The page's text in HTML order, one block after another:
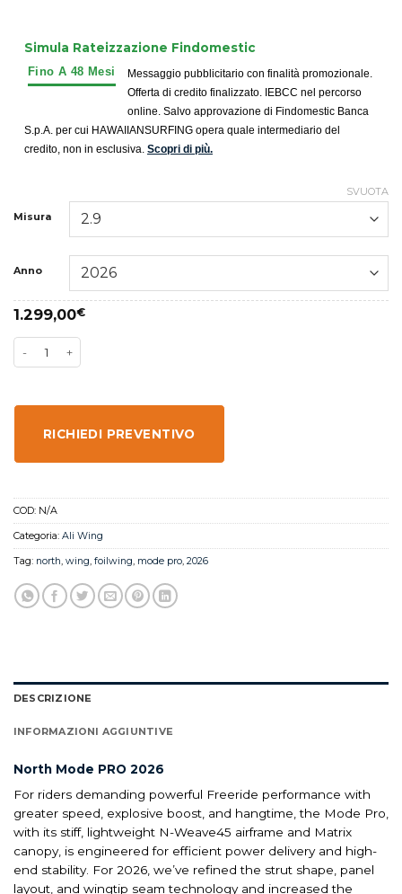
Simula Rateizzazione Findomestic
Messaggio pubblicitario con finalità promozionale.
Offerta di credito finalizzato. IEBCC nel percorso
online. Salvo approvazione di Findomestic Banca
S.p.A. per cui HAWAIIANSURFING opera quale intermediario del
credito, non in esclusiva. Scopri di più.
Misura
Anno
SVUOTA
1.299,00€
RICHIEDI PREVENTIVO
COD: N/A
Categoria: Ali Wing
Tag: north, wing, foilwing, mode pro, 2026
DESCRIZIONE
INFORMAZIONI AGGIUNTIVE
North Mode PRO 2026
For riders demanding powerful Freeride performance with
greater speed, explosive boost, and hangtime, the Mode Pro,
with its stiff, lightweight N-Weave45 airframe and Matrix
canopy, is engineered for efficient power delivery and high-
end stability. For 2026, we’ve refined the strut shape, panel
layout, and wingtip seam technology and increased the